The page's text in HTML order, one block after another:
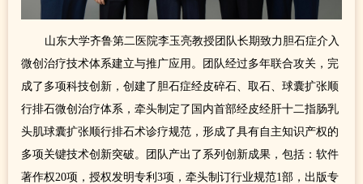
山东大学齐鲁第二医院李玉亮教授团队长期致力胆石症介入
微创治疗技术体系建立与推广应用。团队经过多年联合攻关，完
成了多项科技创新，创建了胆石症经皮碎石、取石、球囊扩张顺
行排石微创治疗体系，牵头制定了国内首部经皮经肝十二指肠乳
头肌球囊扩张顺行排石术诊疗规范，形成了具有自主知识产权的
多项关键技术创新突破。团队产出了系列创新成果，包括：软件
著作权20项，授权发明专利3项，牵头制订行业规范1部，出版专